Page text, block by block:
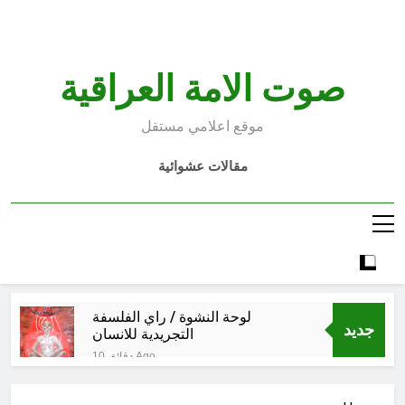
صوت الامة العراقية
موقع اعلامي مستقل
مقالات عشوائية
جديد
لوحة النشوة / راي الفلسفة
التجريدية للانسان
10 دقائق Ago